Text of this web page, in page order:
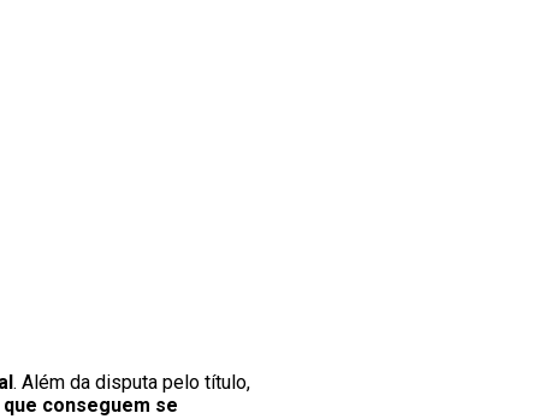
. Além da disputa pelo título,
conseguem se